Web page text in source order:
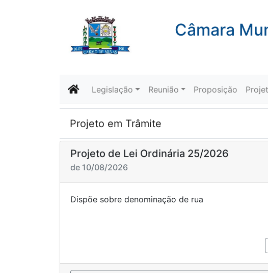
Câmara
Legislação Reunião Proposição
Projeto em Trâmite
Projeto de Lei Ordinária 25/2026
de 10/08/2026
Dispõe sobre